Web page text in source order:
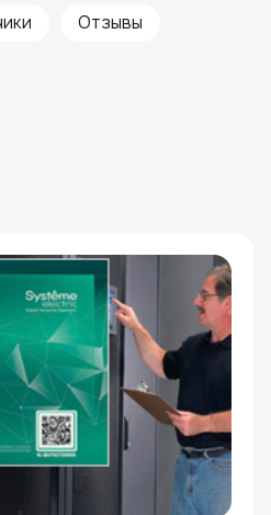
Отзывы